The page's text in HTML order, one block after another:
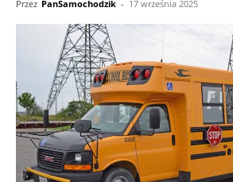
Przez PanSamochodzik - 17 września 2025